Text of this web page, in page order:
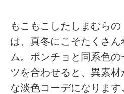
もこもこしたしまむらの
は、真冬にこそたくさ
ム。ポンチョと同系色
ツを合わせると、異素
な淡色コーデになりま